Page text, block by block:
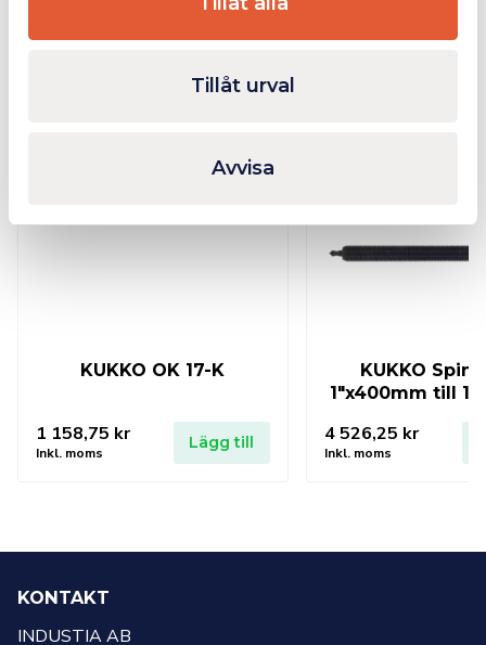
Tillåt urval
Avvisa
Relaterade produkter
KUKKO OK 17-K
1 158,75 kr
Inkl. moms
Lägg till
KUKKO
1″x400mm till
4 526,25 kr
Inkl. moms
KONTAKT
INDUSTIA AB